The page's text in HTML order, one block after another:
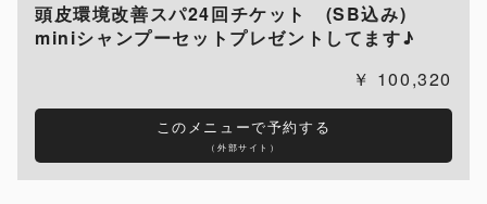
頭皮環境改善スパ24回チケット (SB込み)
miniシャンプーセットプレゼントしてます♪
100,320
このメニューで予約する
（外部サイト）